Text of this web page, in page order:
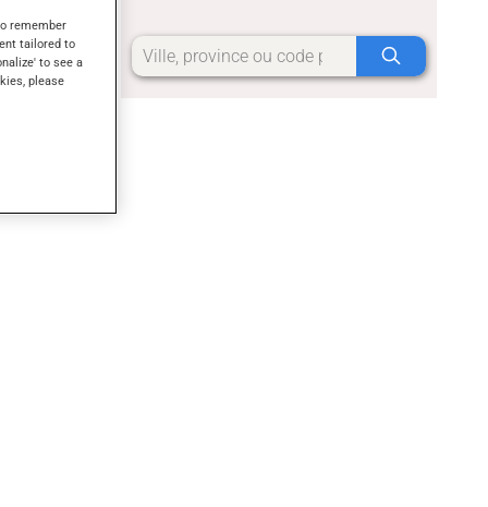
remember
tailored to
to see a
please